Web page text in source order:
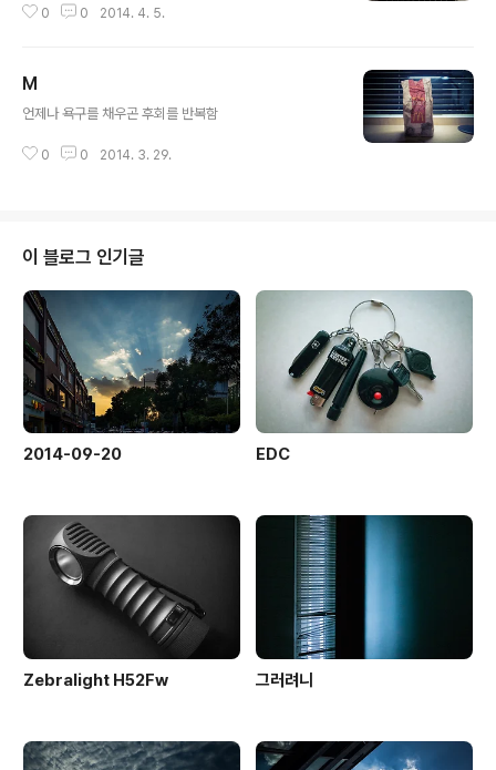
0 0 2014. 4. 5.
M
언제나 욕구를 채우곤 후회를 반복함
0 0 2014. 3. 29.
이 블로그 인기글
2014-09-20 EDC
Zebralight H52Fw 그러려니